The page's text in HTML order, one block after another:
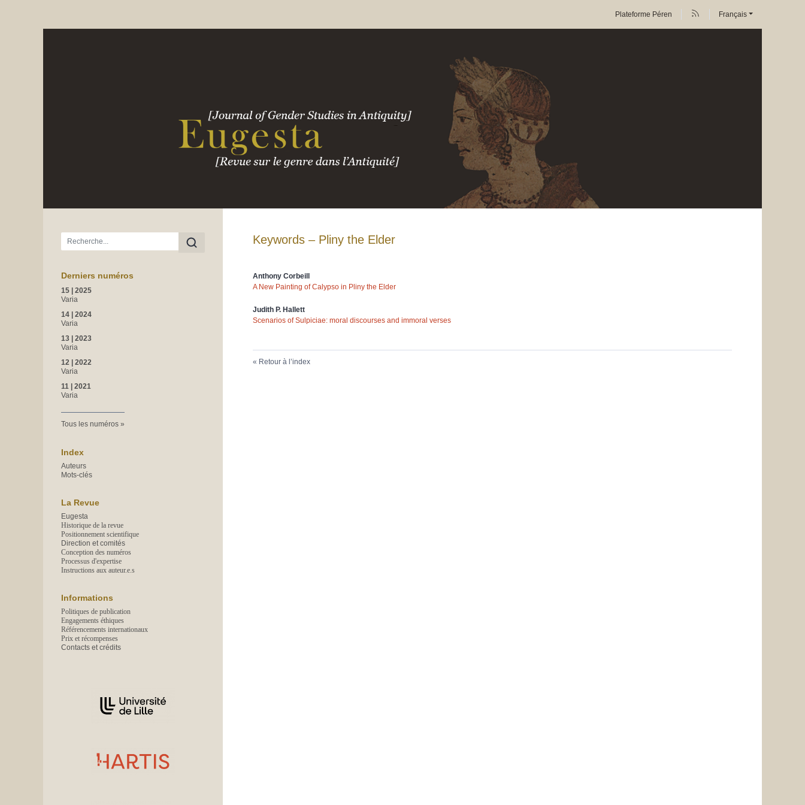
Plateforme Péren Français
Menu principal
Derniers numéros
15 | 2025
Varia
14 | 2024
Varia
13 | 2023
Varia
12 | 2022
Varia
11 | 2021
Varia
Tous les numéros
Index
Auteurs
Mots-clés
La Revue
Eugesta
Historique de la revue
Positionnement scientifique
Direction et comités
Conception des numéros
Processus d'expertise
Instructions aux auteur.e.s
Informations
Politiques de publication
Engagements éthiques
Référencements internationaux
Prix et récompenses
Contacts et crédits
Keywords – Pliny the Elder
Anthony Corbeill
A New Painting of Calypso in Pliny the Elder
Judith P. Hallett
Scenarios of Sulpiciae: moral discourses and immoral verses
Retour à l’index